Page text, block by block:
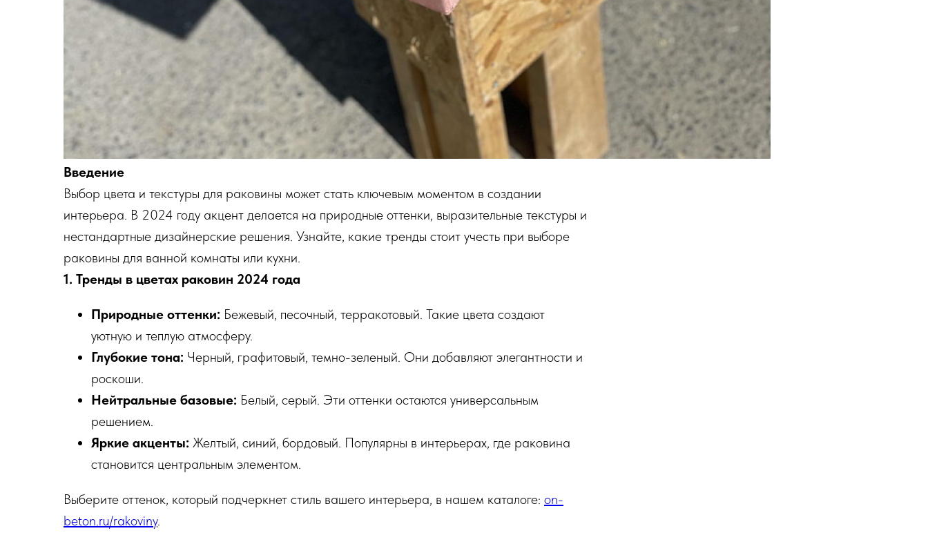
Введение
Выбор цвета и текстуры для раковины может стать ключевым моментом в создании
интерьера. В 2024 году акцент делается на природные оттенки, выразительные текстуры и
нестандартные дизайнерские решения. Узнайте, какие тренды стоит учесть при выборе
раковины для ванной комнаты или кухни.
1. Тренды в цветах раковин 2024 года
Природные оттенки: Бежевый, песочный, терракотовый. Такие цвета создают
уютную и теплую атмосферу.
Глубокие тона: Черный, графитовый, темно-зеленый. Они добавляют элегантности и
роскоши.
Нейтральные базовые: Белый, серый. Эти оттенки остаются универсальным
решением.
Яркие акценты: Желтый, синий, бордовый. Популярны в интерьерах, где раковина
становится центральным элементом.
Выберите оттенок, который подчеркнет стиль вашего интерьера, в нашем каталоге: on-
beton.ru/rakoviny.